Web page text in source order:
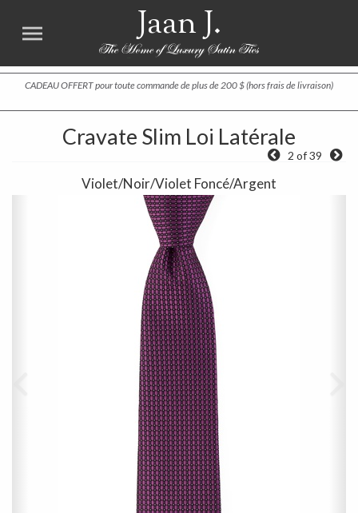
Jaan J.
CADEAU OFFERT pour toute commande de plus de 200 $ (hors frais de livraison)
Cravate Slim Loi Latérale
2 of 39
Violet/Noir/Violet Foncé/Argent
Previous